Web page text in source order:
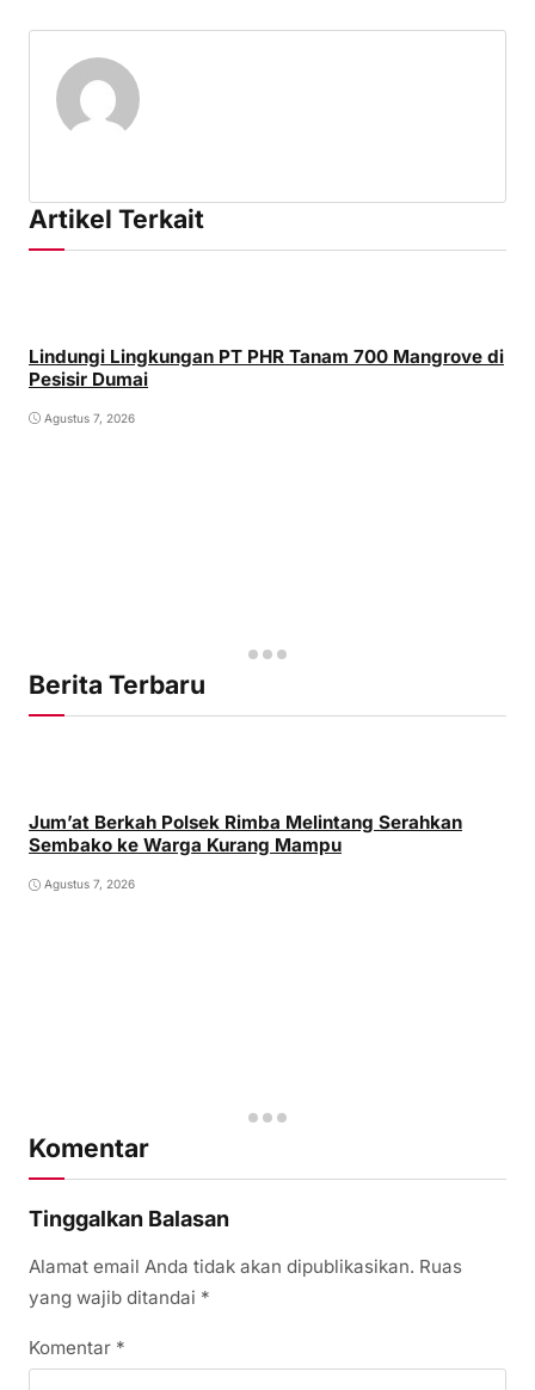
Artikel Terkait
Lindungi Lingkungan PT PHR Tanam 700 Mangrove di
Pesisir Dumai
Agustus 7, 2026
Berita Terbaru
Jum’at Berkah Polsek Rimba Melintang Serahkan
Sembako ke Warga Kurang Mampu
Agustus 7, 2026
Komentar
Tinggalkan Balasan
Alamat email Anda tidak akan dipublikasikan. Ruas
yang wajib ditandai *
Komentar *